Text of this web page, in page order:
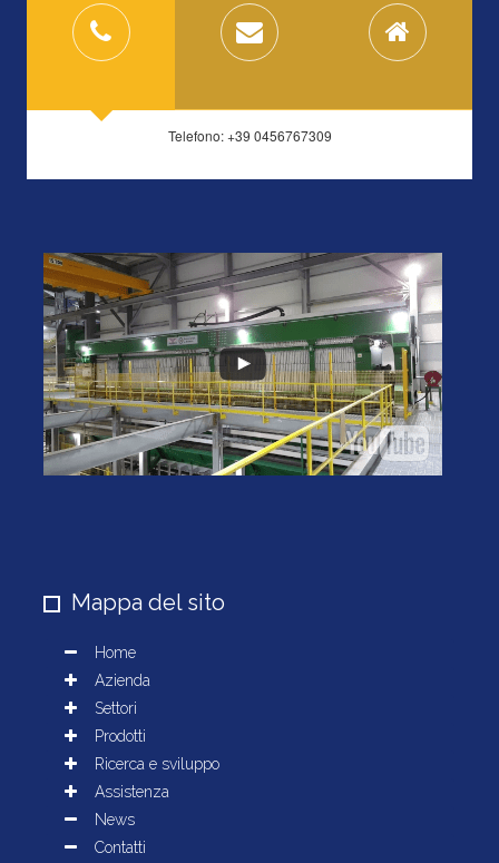
Telefono: +39 0456767309
Mappa del sito